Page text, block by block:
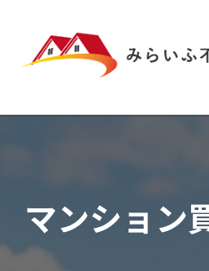
マンション